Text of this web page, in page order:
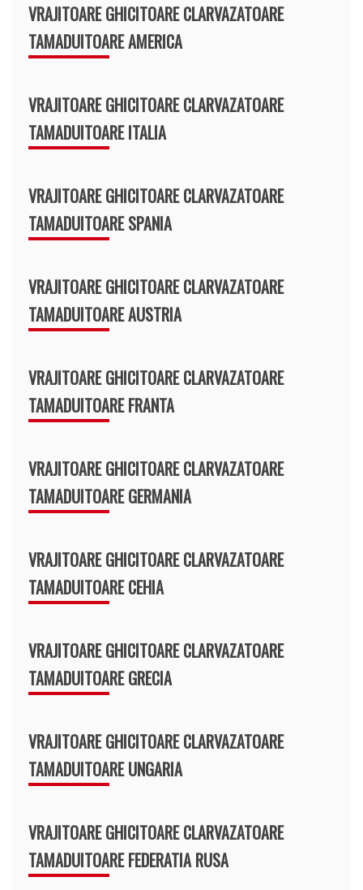
VRAJITOARE GHICITOARE CLARVAZATOARE
TAMADUITOARE AMERICA
VRAJITOARE GHICITOARE CLARVAZATOARE
TAMADUITOARE ITALIA
VRAJITOARE GHICITOARE CLARVAZATOARE
TAMADUITOARE SPANIA
VRAJITOARE GHICITOARE CLARVAZATOARE
TAMADUITOARE AUSTRIA
VRAJITOARE GHICITOARE CLARVAZATOARE
TAMADUITOARE FRANTA
VRAJITOARE GHICITOARE CLARVAZATOARE
TAMADUITOARE GERMANIA
VRAJITOARE GHICITOARE CLARVAZATOARE
TAMADUITOARE CEHIA
VRAJITOARE GHICITOARE CLARVAZATOARE
TAMADUITOARE GRECIA
VRAJITOARE GHICITOARE CLARVAZATOARE
TAMADUITOARE UNGARIA
VRAJITOARE GHICITOARE CLARVAZATOARE
TAMADUITOARE FEDERATIA RUSA